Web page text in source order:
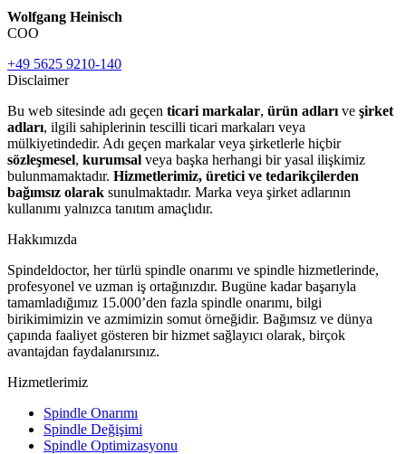
Wolfgang Heinisch
COO
+49 5625 9210-140
Disclaimer
Bu web sitesinde adı geçen ticari markalar, ürün adları ve şirket
adları, ilgili sahiplerinin tescilli ticari markaları veya
mülkiyetindedir. Adı geçen markalar veya şirketlerle hiçbir
sözleşmesel, kurumsal veya başka herhangi bir yasal ilişkimiz
bulunmamaktadır. Hizmetlerimiz, üretici ve tedarikçilerden
bağımsız olarak sunulmaktadır. Marka veya şirket adlarının
kullanımı yalnızca tanıtım amaçlıdır.
Hakkımızda
Spindeldoctor, her türlü spindle onarımı ve spindle hizmetlerinde,
profesyonel ve uzman iş ortağınızdır. Bugüne kadar başarıyla
tamamladığımız 15.000’den fazla spindle onarımı, bilgi
birikimimizin ve azmimizin somut örneğidir. Bağımsız ve dünya
çapında faaliyet gösteren bir hizmet sağlayıcı olarak, birçok
avantajdan faydalanırsınız.
Hizmetlerimiz
Spindle Onarımı
Spindle Değişimi
Spindle Optimizasyonu